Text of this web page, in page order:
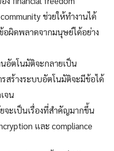
ช่วยให้ทำงานได้
ผิดพลาดจากมนุษย์ได้อย่าง
นอัตโนมัติจะกลายเป็น
สร้างระบบอัตโนมัติจะมีข้อได้
จน
จะเป็นเรื่องที่สำคัญมากขึ้น
และ compliance